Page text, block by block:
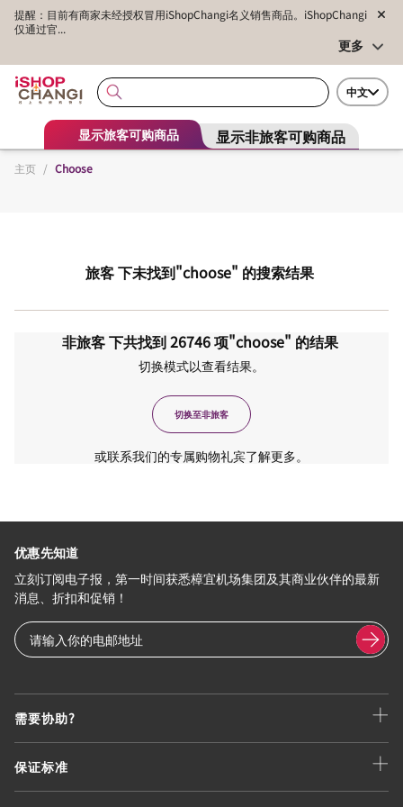
提醒：目前有商家未经授权冒用iShopChangi名义销售商品。iShopChangi
仅通过官...
更多
中文
显示旅客可购商品 显示非旅客可购商品
主页 / Choose
旅客下未找到"choose" 的搜索结果
非旅客下共找到26746项"choose" 的结果
切换模式以查看结果。
切换至非旅客
或联系我们的专属购物礼宾了解更多。
需要协助?
保证标准
优惠先知道
立刻订阅电子报，第一时间获悉樟宜机场集团及其商业伙伴的最新
消息、折扣和促销！